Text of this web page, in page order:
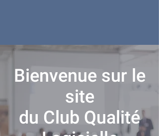
Bienvenue sur le
site
du Club Qualité